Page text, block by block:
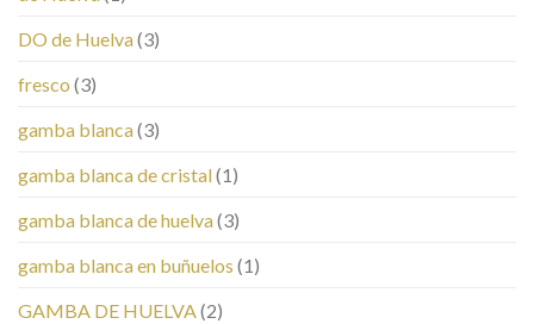
DO de Huelva(3)
fresco (3)
gamba blanca(3)
gamba blanca de cristal(1)
gamba blanca de huelva(3)
gamba blanca en buñuelos (1)
GAMBA DE HUELVA(2)